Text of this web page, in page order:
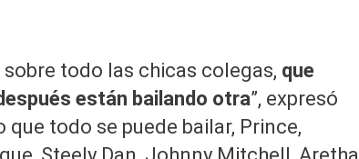
sobre todo las chicas colegas, que
están bailando otra”, expresó
que todo se puede bailar, Prince,